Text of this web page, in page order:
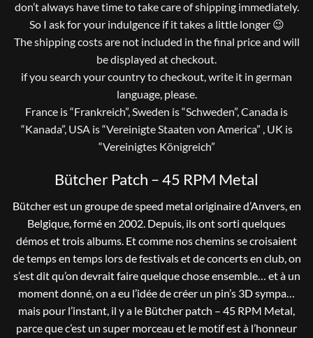
don’t always have time to take care of shipping immediately.
So I ask for your indulgence if it takes a little longer 😉
The shipping costs are not included in the final price and will
be displayed at checkout.
if you search your country to checkout, write it in german
language, please.
France is “Frankreich”, Sweden is “Schweden”, Canada is
“Kanada”, USA is “Vereinigte Staaten von America” , UK is
“Vereinigtes Königreich”
Bütcher Patch – 45 RPM Metal
Bütcher est un groupe de speed metal originaire d’Anvers, en
Belgique, formé en 2002. Depuis, ils ont sorti quelques
démos et trois albums. Et comme nos chemins se croisaient
de temps en temps lors de festivals et de concerts en club, on
s’est dit qu’on devrait faire quelque chose ensemble… et à un
moment donné, on a eu l’idée de créer un pin’s 3D sympa…
mais pour l’instant, il y a le Bütcher patch – 45 RPM Metal,
parce que c’est un super morceau et le motif est à l’honneur